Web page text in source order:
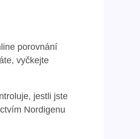
porovnání
vyčkejte
jestli jste
Nordigenu